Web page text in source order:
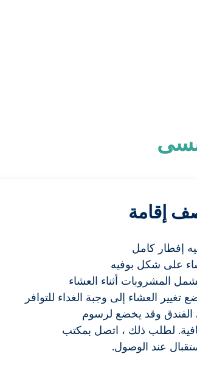
إقامة
إفطار كامل
على شكل بوفيه
المشروبات أثناء العشاء
تغيير العشاء إلى وجبة الغداء للتوافر
وقد يخضع لرسوم
لطلب ذلك ، اتصل بمكتب
عند الوصول.